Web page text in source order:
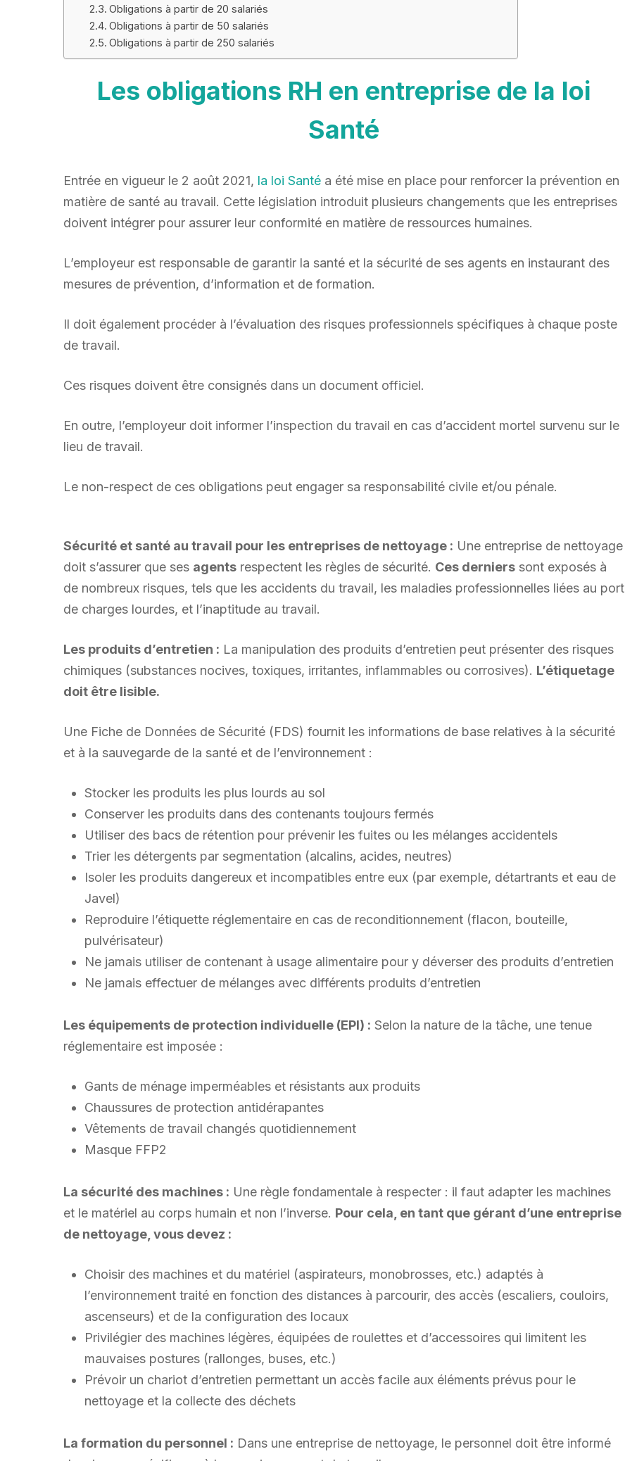
Obligations à partir de 20 salariés
Obligations à partir de 50 salariés
Obligations à partir de 250 salariés
Les obligations RH en entreprise de la loi
Santé
Entrée en vigueur le 2 août 2021, la loi Santé a été mise en place pour renforcer la prévention en
matière de santé au travail. Cette législation introduit plusieurs changements que les entreprises
doivent intégrer pour assurer leur conformité en matière de ressources humaines.
L’employeur est responsable de garantir la santé et la sécurité de ses agents en instaurant des
mesures de prévention, d’information et de formation.
Il doit également procéder à l’évaluation des risques professionnels spécifiques à chaque poste
de travail.
Ces risques doivent être consignés dans un document officiel.
En outre, l’employeur doit informer l’inspection du travail en cas d’accident mortel survenu sur le
lieu de travail.
Le non-respect de ces obligations peut engager sa responsabilité civile et/ou pénale.
Sécurité et santé au travail pour les entreprises de nettoyage : Une entreprise de nettoyage
doit s’assurer que ses agents respectent les règles de sécurité. Ces derniers sont exposés à
de nombreux risques, tels que les accidents du travail, les maladies professionnelles liées au port
de charges lourdes, et l’inaptitude au travail.
Les produits d’entretien : La manipulation des produits d’entretien peut présenter des risques
chimiques (substances nocives, toxiques, irritantes, inflammables ou corrosives). L’étiquetage
doit être lisible.
Une Fiche de Données de Sécurité (FDS) fournit les informations de base relatives à la sécurité
et à la sauvegarde de la santé et de l’environnement :
Stocker les produits les plus lourds au sol
Conserver les produits dans des contenants toujours fermés
Utiliser des bacs de rétention pour prévenir les fuites ou les mélanges accidentels
Trier les détergents par segmentation (alcalins, acides, neutres)
Isoler les produits dangereux et incompatibles entre eux (par exemple, détartrants et eau de
Javel)
Reproduire l’étiquette réglementaire en cas de reconditionnement (flacon, bouteille,
pulvérisateur)
Ne jamais utiliser de contenant à usage alimentaire pour y déverser des produits d’entretien
Ne jamais effectuer de mélanges avec différents produits d’entretien
Les équipements de protection individuelle (EPI) : Selon la nature de la tâche, une tenue
réglementaire est imposée :
Gants de ménage imperméables et résistants aux produits
Chaussures de protection antidérapantes
Vêtements de travail changés quotidiennement
Masque FFP2
La sécurité des machines : Une règle fondamentale à respecter : il faut adapter les machines
et le matériel au corps humain et non l’inverse. Pour cela, en tant que gérant d’une entreprise
de nettoyage, vous devez :
Choisir des machines et du matériel (aspirateurs, monobrosses, etc.) adaptés à
l’environnement traité en fonction des distances à parcourir, des accès (escaliers, couloirs,
ascenseurs) et de la configuration des locaux
Privilégier des machines légères, équipées de roulettes et d’accessoires qui limitent les
mauvaises postures (rallonges, buses, etc.)
Prévoir un chariot d’entretien permettant un accès facile aux éléments prévus pour le
nettoyage et la collecte des déchets
La formation du personnel : Dans une entreprise de nettoyage, le personnel doit être informé